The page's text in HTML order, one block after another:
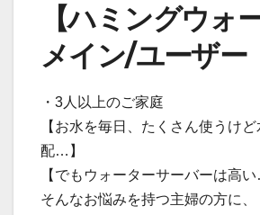
【ハミングウォ
メイン/ユーザー
・3人以上のご家庭
【お水を毎日、たくさん使うけ
配…】
【でもウォーターサーバーは高い
そんなお悩みを持つ主婦の方に、